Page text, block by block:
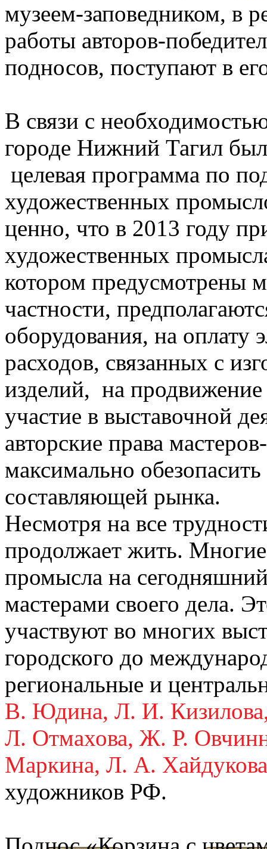
музеем-заповедником, в
работы авторов-
подносов, поступают в
В связи с
городе Нижний Тагил
целевая программа по
художественных
ценно, что в 2013 году
художественных
котором предусмотрены
частности,
оборудования, на оплату
расходов, связанных с
изделий, на
участие в выставочной
авторские права
максимально
составляющей рынка.
Несмотря на все
продолжает жить.
промысла на
мастерами своего дела.
участвуют во многих
городского до
региональные и
В. Юдина, Л. И.
Л. Отмахова, Ж. Р.
Маркина, Л. А. Хайдукова
художников РФ.